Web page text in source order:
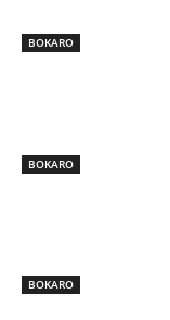
BOKARO
BOKARO
BOKARO